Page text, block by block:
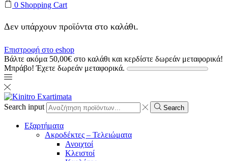
0 Shopping Cart
Δεν υπάρχουν προϊόντα στο καλάθι.
Επιστροφή στο eshop
Βάλτε ακόμα 50,00€ στο καλάθι και κερδίστε δωρεάν μεταφορικά!
Μπράβο! Έχετε δωρεάν μεταφορικά.
Search input Search
Εξαρτήματα
Ακροδέκτες – Τελειώματα
Ανοιχτοί
Κλειστοί